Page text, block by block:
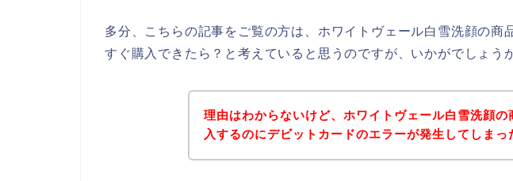
多分、こちらの記事をご覧の方は、ホワイトヴェール白雪洗顔の商
すぐ購入できたら？と考えていると思うのですが、いかがでしょう
理由はわからないけど、ホワイトヴェール白雪洗顔の
入するのにデビットカードのエラーが発生してしまっ